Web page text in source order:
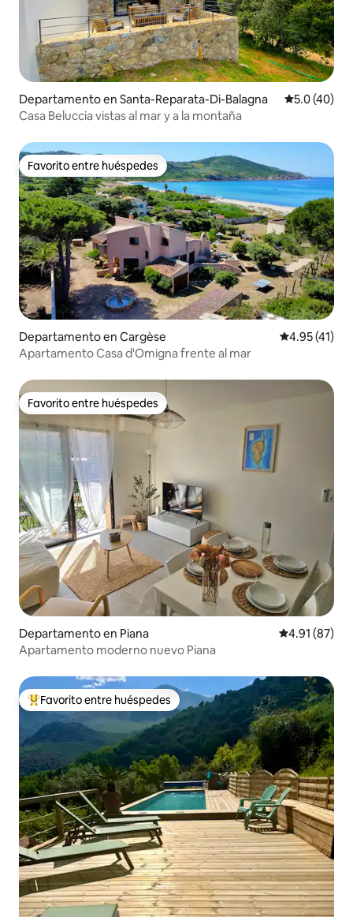
Departamento en Santa-Reparata-Di-Balagna Calificación
5.0 (40)
Casa Beluccia vistas al mar y a la montaña
Favorito entre huéspedes
Favorito entre huéspedes
Departamento en Cargèse Calificación
4.95 (41)
Apartamento Casa d'Omigna frente al mar
Favorito entre huéspedes
Favorito entre huéspedes
Departamento en Piana Calificación
4.91 (87)
Apartamento moderno nuevo Piana
De los mejores en Favorito entre huéspedes
Favorito entre huéspedes